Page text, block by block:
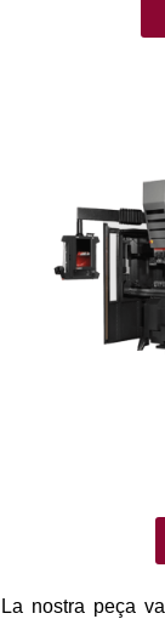
La nostra peça